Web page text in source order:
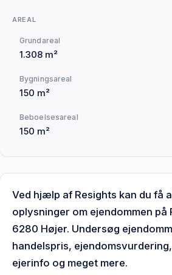
AREAL
Grundareal
1.308 m²
Bygningsareal
150 m²
Beboelsesareal
150 m²
Ved hjælp af Resights kan du få
oplysninger om ejendommen på
6280 Højer. Undersøg
handelspris,
ejerinfo og meget mere.